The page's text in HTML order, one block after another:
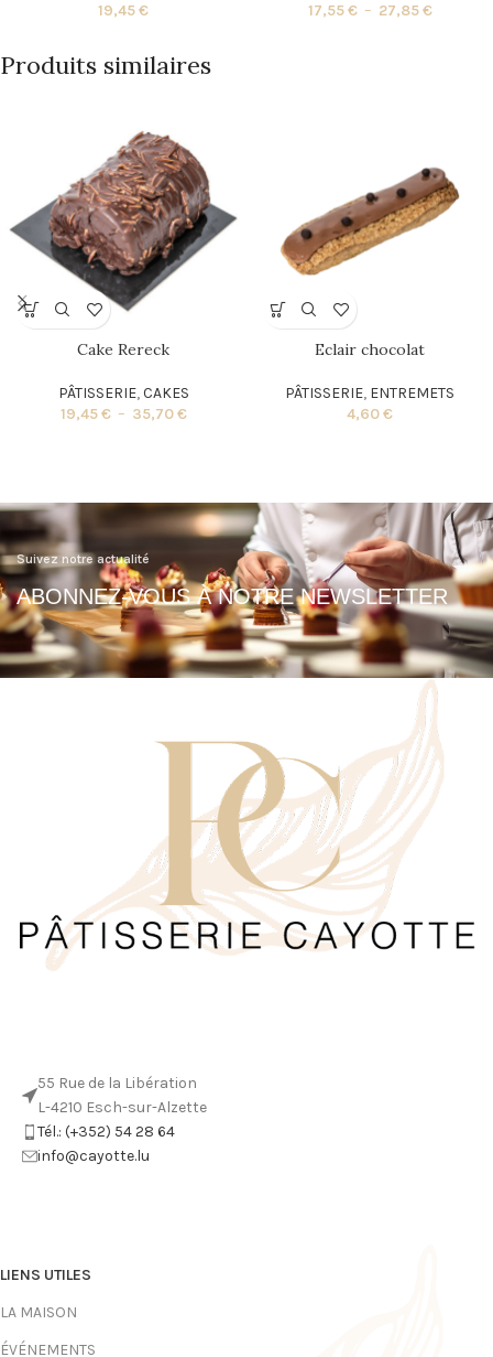
19,45€
17,55€ – 27,85€
Produits similaires
Cake Rereck
PÂTISSERIE,CAKES
19,45€ – 35,70€
Eclair chocolat
PÂTISSERIE, ENTREMETS
4,60€
Suivez notre actualité
ABONNEZ-VOUS À NOTRE NEWSLETTER
55 Rue de la Libération
L-4210 Esch-sur-Alzette
Tél.: (+352) 54 28 64
info@cayotte.lu
LIENS UTILES
LA MAISON
ÉVÉNEMENTS